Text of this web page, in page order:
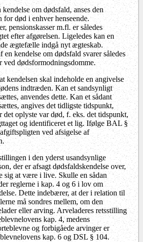
om dødsfald, anses den
for død i enhver henseende.
pensionskasser m.fl. er således
efter afgørelsen. Ligeledes kan en
ægtefælle indgå nyt ægteskab.
en kendelse om dødsfald svarer således
dødsformodningsdomme.
kendelsen skal indeholde en angivelse
indtræden. Kan et sandsynligt
anvendes dette. Kan et sådant
angives det tidligste tidspunkt,
det oplyste var død, f. eks. det tidspunkt,
og identificeret et lig. Ifølge BAL §
ved afsigelse af
i den yderst usandsynlige
der er afsagt dødsfaldskendelse over,
sig at være i live. Skulle en sådan
reglerne i kap. 4 og 6 i lov om
Dette indebærer, at der i relation til
må sondres mellem, om den
eller arving. Arveladeres retsstilling
kap. 4, medens
og forbigåede arvinger er
kap. 6 og DSL § 104.